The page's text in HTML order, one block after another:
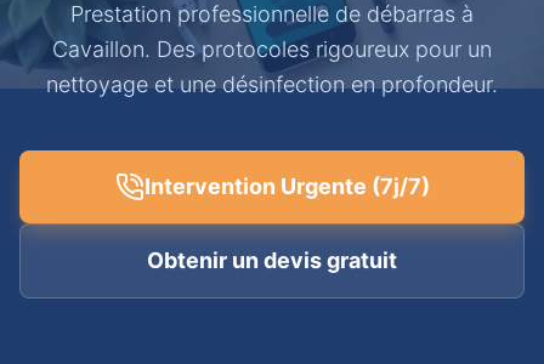
Prestation professionnelle de débarras à
Cavaillon. Des protocoles rigoureux pour un
nettoyage et une désinfection en profondeur.
Intervention Urgente (7j/7)
Obtenir un devis gratuit